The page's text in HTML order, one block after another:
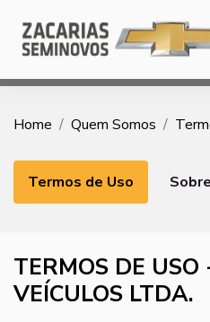
Home Quem Somos
Sobre
Termos de Uso
TERMOS DE
VEÍCULOS LTDA.